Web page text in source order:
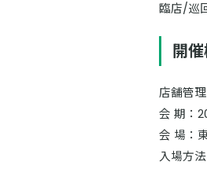
臨店/巡
開
店舗管
会 期：
会 場：
入場方